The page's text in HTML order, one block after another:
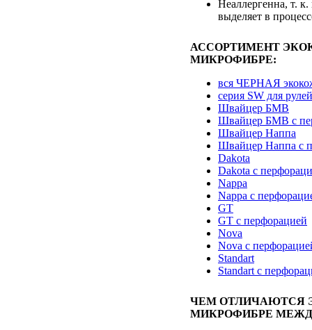
Неаллергенна, т. к.
выделяет в
АССОРТИМЕНТ
МИКРОФИБРЕ:
вся ЧЕРНАЯ
серия SW для
Швайцер БМВ
Швайцер БМВ с
Швайцер Наппа
Швайцер Наппа с
Dakota
Dakota с
Nappa
Nappa с
GT
GT с перфорацией
Nova
Nova с
Standart
Standart с
ЧЕМ ОТЛИЧАЮТСЯ
МИКРОФИБРЕ